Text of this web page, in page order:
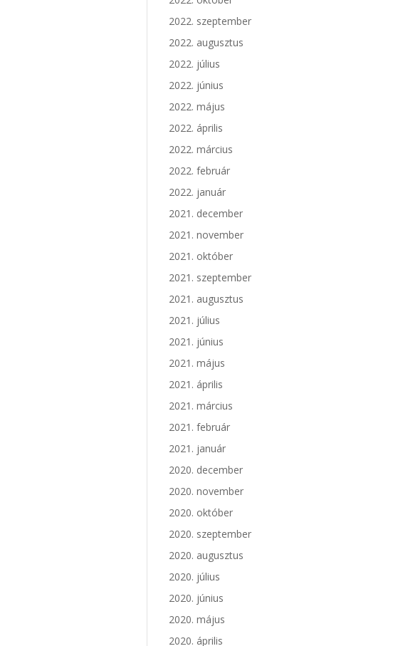
2022. szeptember
2022. augusztus
2022. július
2022. június
2022. május
2022. április
2022. március
2022. február
2022. január
2021. december
2021. november
2021. október
2021. szeptember
2021. augusztus
2021. július
2021. június
2021. május
2021. április
2021. március
2021. február
2021. január
2020. december
2020. november
2020. október
2020. szeptember
2020. augusztus
2020. július
2020. június
2020. május
2020. április